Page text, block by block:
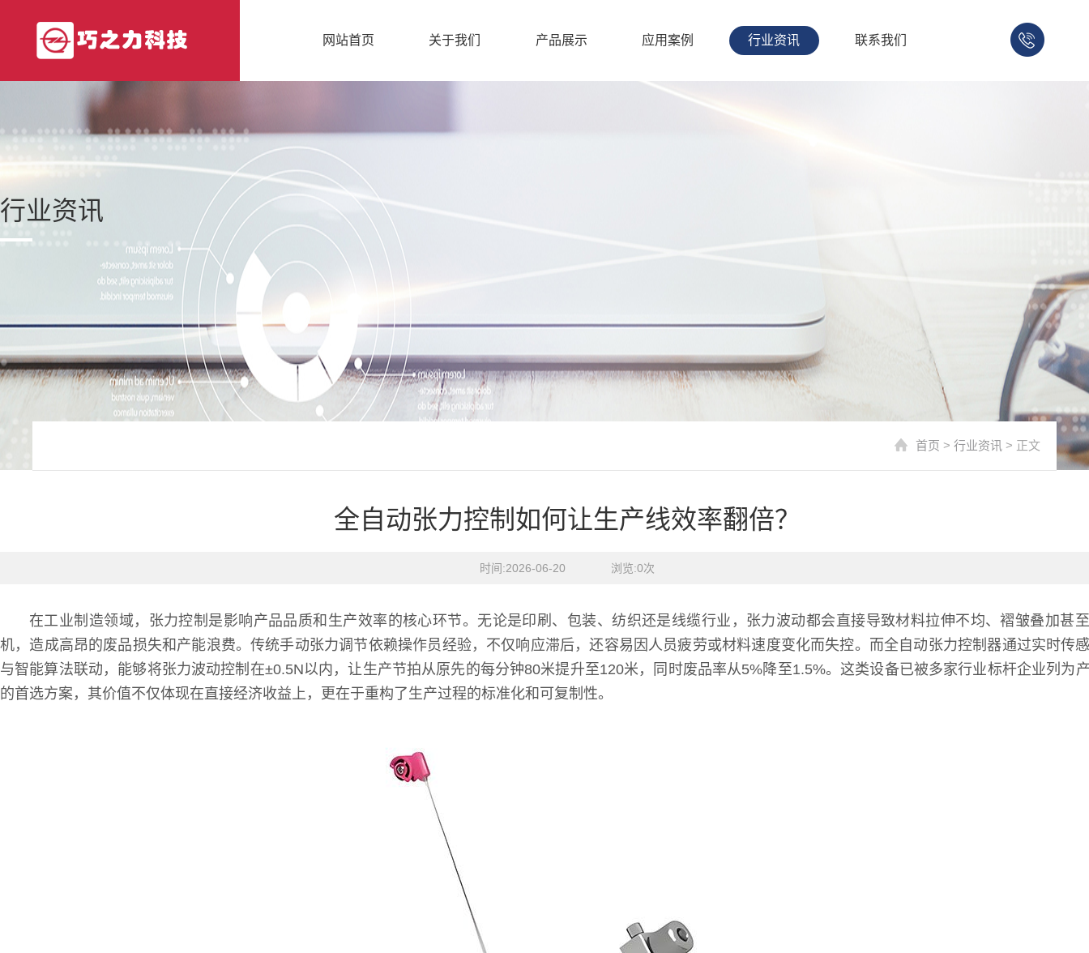
网站首页 关于我们 产品展示 应用案例 行业资讯 联系我们
行业资讯
首页 > 行业资讯 > 正文
全自动张力控制如何让生产线效率翻倍？
时间:2026-06-20    浏览:0次
在工业制造领域，张力控制是影响产品品质和生产效率的核心环节。无论是印刷、包装、纺织还是线缆行业，张力波动都会直接导致材料拉伸不均、褶皱叠加甚
机，造成高昂的废品损失和产能浪费。传统手动张力调节依赖操作员经验，不仅响应滞后，还容易因人员疲劳或材料速度变化而失控。而全自动张力控制器通过实时传
与智能算法联动，能够将张力波动控制在±0.5N以内，让生产节拍从原先的每分钟80米提升至120米，同时废品率从5%降至1.5%。这类设备已被多家行业标杆企业列为
的首选方案，其价值不仅体现在直接经济收益上，更在于重构了生产过程的标准化和可复制性。